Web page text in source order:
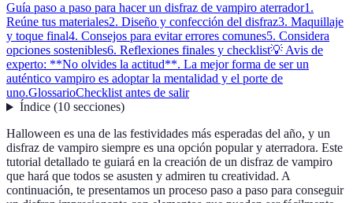
Guía paso a paso para hacer un disfraz de vampiro aterrador1.
Reúne tus materiales2. Diseño y confección del disfraz3. Maquillaje
y toque final4. Consejos para evitar errores comunes5. Considera
opciones sostenibles6. Reflexiones finales y checklist💡 Avis de
experto: **No olvides la actitud**. La mejor forma de ser un
auténtico vampiro es adoptar la mentalidad y el porte de
uno.GlossarioChecklist antes de salir
Índice(10 secciones)
Halloween es una de las festividades más esperadas del año, y un
disfraz de vampiro siempre es una opción popular y aterradora. Este
tutorial detallado te guiará en la creación de un disfraz de vampiro
que hará que todos se asusten y admiren tu creatividad. A
continuación, te presentamos un proceso paso a paso para conseguir